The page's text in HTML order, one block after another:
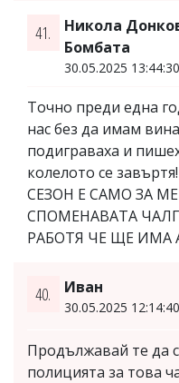
41.
Никола
Бомбата
30.05.2025 13:44:30
Точно преди една
нас без да имам
подиграваха и
колелото се
СЕЗОН Е САМО ЗА
СПОМЕНАВАТА
РАБОТЯ ЧЕ ЩЕ ИМА
40. Иван
30.05.2025 12:14:40
Продължавай те да
полицията за това